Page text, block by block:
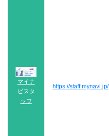
マイナ
ビスタ
ッフ
https://staff.mynavi.jp/